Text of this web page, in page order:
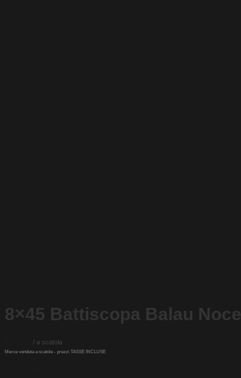
8×45 Battiscopa Balau Noce